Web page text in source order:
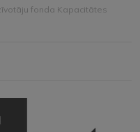
fonda Kapacitātes